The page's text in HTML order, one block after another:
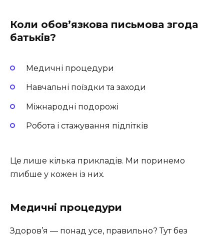
Коли обов’язкова письмова згода
батьків?
Медичні процедури
Навчальні поїздки та заходи
Міжнародні подорожі
Робота і стажування підлітків
Це лише кілька прикладів. Ми поринемо
глибше у кожен із них.
Медичні процедури
Здоров’я — понад усе, правильно? Тут без